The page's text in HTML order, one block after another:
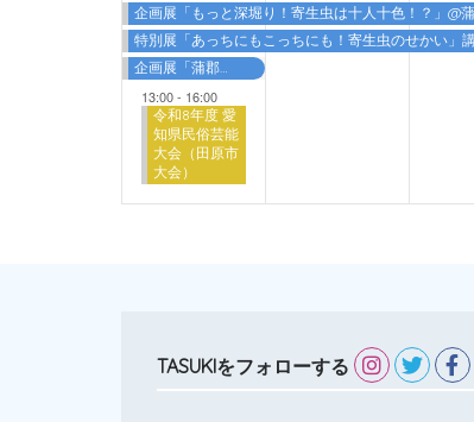
企画展「もっと深堀り！寄生虫は十人十色！？」@
特別展「あっちにもこっちにも！寄生虫のせかい」
13:00- 16:00
令和8年度 愛
知県民俗芸能
大会（田原市
大会）
TASUKIをフォローする